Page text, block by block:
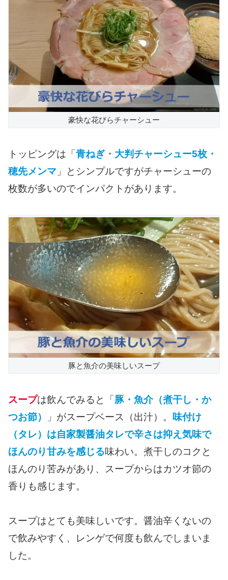
豪快な花びらチャーシュー
トッピングは「青ねぎ・大判チャーシュー5枚・
穂先メンマ 」とシンプルですがチャーシューの
枚数が多いのでインパクトがあります。
豚と魚介の美味しいスープ
スープは飲んでみると「 豚・魚介（煮干し・か
つお節）
」がスープベース（出汁）。 味付け
（タレ）は自家製醤油タレで辛さは抑え気味で
ほんのり甘みを感じる味わい。煮干しのコクと
ほんのり苦みがあり、スープからはカツオ節の
香りも感じます。
スープはとても美味しいです。醤油辛くないの
で飲みやすく、レンゲで何度も飲んでしまいま
した。